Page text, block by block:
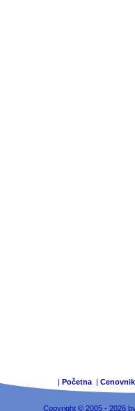
| Početna| Cenovnik
Copyright © 2005 - 2026